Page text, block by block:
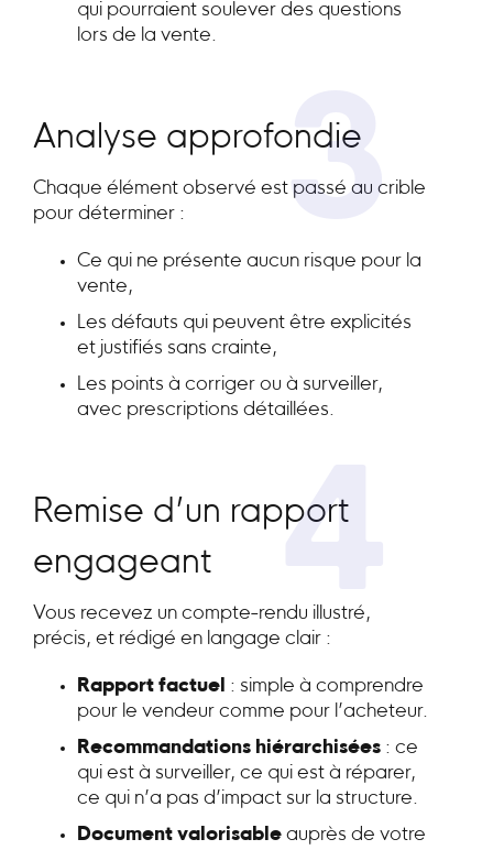
qui pourraient soulever des questions
lors de la vente.
3
Analyse approfondie
Chaque élément observé est passé au crible
pour déterminer :
Ce qui ne présente aucun risque pour la
vente,
Les défauts qui peuvent être explicités
et justifiés sans crainte,
Les points à corriger ou à surveiller,
avec prescriptions détaillées.
4
Remise d’un rapport
engageant
Vous recevez un compte-rendu illustré,
précis, et rédigé en langage clair :
Rapport factuel : simple à comprendre
pour le vendeur comme pour l’acheteur.
Recommandations hiérarchisées : ce
qui est à surveiller, ce qui est à réparer,
ce qui n’a pas d’impact sur la structure.
Document valorisable auprès de votre